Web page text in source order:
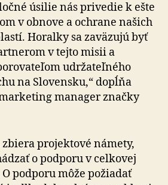
úsilie nás privedie k ešte
v obnove a ochrane našich
Horalky sa zaväzujú byť
v tejto misii a
udrža­teľ­ného
na Slo­ven­sku,“ dopĺňa
manager značky
projektové námety,
o podporu v cel­ko­vej
O podporu môže požiadať